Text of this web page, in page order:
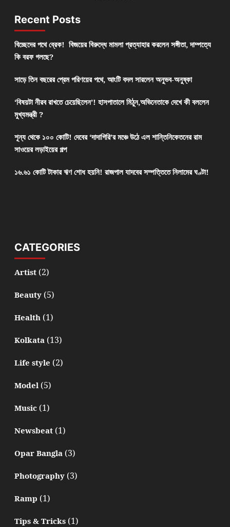
Recent Posts
বিচ্ছেদের পথে ব্রেক! বিজয়ের বিরুদ্ধে মামলা প্রত্যাহার করলেন সঙ্গীতা, দাম্পত্যে
কি বরফ গলছে?
সাড়ে তিন বছরের প্রেম পরিণয়ের পথে, আংটি বদল সারলেন অনুভব-অনুষ্কা
‘বিষয়টা নীরব রাখতে চেয়েছিলেন’! হাসপাতালে মিঠুন,অভিনেতাকে দেখে কী বললেন
মুখ্যমন্ত্রী ?
শূন্য থেকে ১০০ কোটি! দেবের ‘দাদাগিরি’র মঞ্চে উঠে এল শান্তিনিকেতনের রাম
সাওয়ের লড়াইয়ের গল্প
১৬.৬১ কোটি টাকার ঋণ শোধ হয়নি! রাজপাল যাদবের সম্পত্তিতে নিলামের ঘণ্টা!
CATEGORIES
Artist(2)
Beauty(5)
Health(1)
Kolkata(13)
Life style (2)
Model(5)
Music(1)
Newsbeat(1)
Opar Bangla(3)
Photography(3)
Ramp (1)
Tips & Tricks(1)